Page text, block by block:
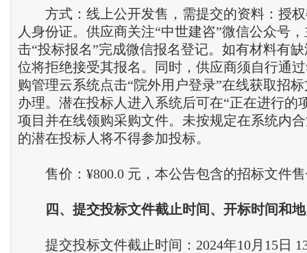
方式：线上公开发售，需提交的资料：授权
人身份证。供应商关注“中世建咨”微信公众号
击“投标报名”完成微信报名登记。如有材料有
位将拒绝接受其报名。同时，供应商须自行通
购管理云系统点击“院外用户登录”在线获取招
办理。潜在投标人进入系统后可在“正在进行的
项目并在线领购采购文件。未按规定在系统内
的潜在投标人将不得参加投标。
售价：¥800.0 元，本公告包含的招标文件售
四 、 提交投标文件截止时间 、 开标时间和
提交投标文件截止时间：2024年10月15日